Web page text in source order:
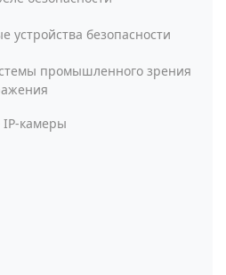
устройства безопасности
промышленного зрения
камеры